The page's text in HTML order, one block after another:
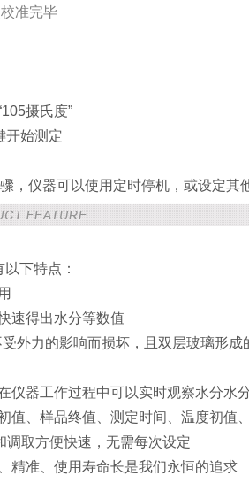
准完毕
摄氏度”
开始测定
，仪器可以使用定时停机，或设定其
以下特点：
速得出水分等数值
外力的影响而损坏，且双层玻璃形
仪器工作过程中可以实时观察水分水
值、样品终值、测定时间、温度初值
取方便快速，无需每次设定
精准、使用寿命长是我们永恒的追求